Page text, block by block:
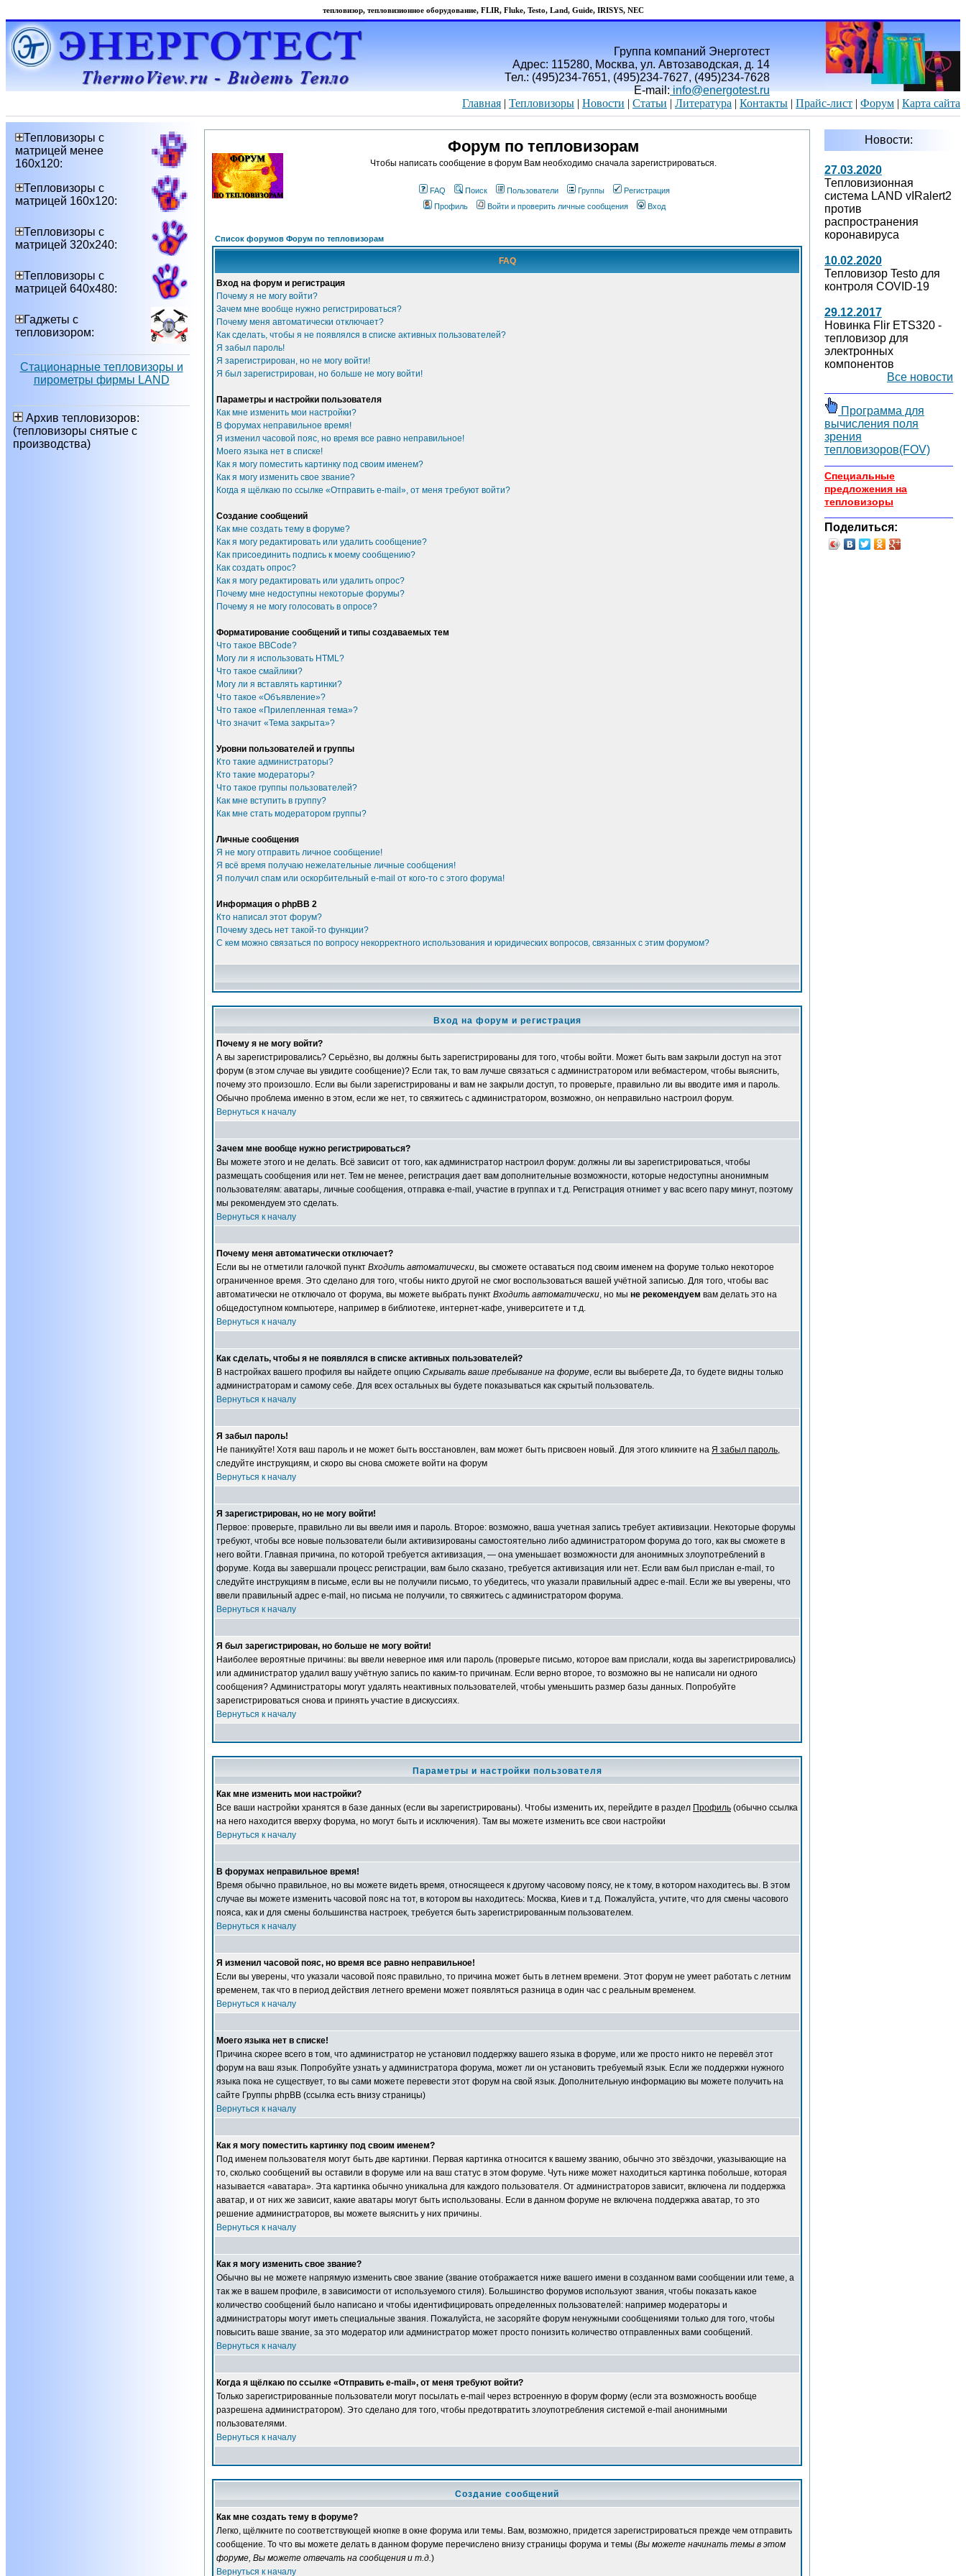
тепловизор, тепловизионное оборудование, FLIR, Fluke, Testo, Land, Guide, IRISYS, NEC
Группа компаний Энерготест
Адрес: 115280, Москва, ул. Автозаводская, д. 14
Тел.: (495)234-7651, (495)234-7627, (495)234-7628
E-mail:info@energotest.ru
Главная | Тепловизоры | Новости | Статьи | Литература | Контакты | Прайс-лист | Форум | Карта сайта
Тепловизоры с
матрицей менее
160х120:
Тепловизоры с
матрицей 160х120:
Тепловизоры с
матрицей 320х240:
Тепловизоры с
матрицей 640х480:
Гаджеты с
тепловизором:
Стационарные тепловизоры и
пирометры фирмы LAND
Архив тепловизоров:
(тепловизоры снятые с
производства)
Форум по тепловизорам
Чтобы написать сообщение в форум Вам необходимо сначала зарегистрироваться.
FAQ Поиск Пользователи Группы
Регистрация
Профиль
Войти и проверить личные сообщения Вход
Список форумов Форум по тепловизорам
FAQ
Вход на форум и регистрация
Почему я не могу войти?
Зачем мне вообще нужно регистрироваться?
Почему меня автоматически отключает?
Как сделать, чтобы я не появлялся в списке активных пользователей?
Я забыл пароль!
Я зарегистрирован, но не могу войти!
Я был зарегистрирован, но больше не могу войти!
Параметры и настройки пользователя
Как мне изменить мои настройки?
В форумах неправильное время!
Я изменил часовой пояс, но время все равно неправильное!
Моего языка нет в списке!
Как я могу поместить картинку под своим именем?
Как я могу изменить свое звание?
Когда я щёлкаю по ссылке «Отправить e-mail», от меня требуют войти?
Создание сообщений
Как мне создать тему в форуме?
Как я могу редактировать или удалить сообщение?
Как присоединить подпись к моему сообщению?
Как создать опрос?
Как я могу редактировать или удалить опрос?
Почему мне недоступны некоторые форумы?
Почему я не могу голосовать в опросе?
Форматирование сообщений и типы создаваемых тем
Что такое BBCode?
Могу ли я использовать HTML?
Что такое смайлики?
Могу ли я вставлять картинки?
Что такое «Объявление»?
Что такое «Прилепленная тема»?
Что значит «Тема закрыта»?
Уровни пользователей и группы
Кто такие администраторы?
Кто такие модераторы?
Что такое группы пользователей?
Как мне вступить в группу?
Как мне стать модератором группы?
Личные сообщения
Я не могу отправить личное сообщение!
Я всё время получаю нежелательные личные сообщения!
Я получил спам или оскорбительный e-mail от кого-то с этого форума!
Информация о phpBB 2
Кто написал этот форум?
Почему здесь нет такой-то функции?
С кем можно связаться по вопросу некорректного использования и юридических вопросов, связанных с этим форумом?
Вход на форум и регистрация
Почему я не могу войти?
А вы зарегистрировались? Серьёзно, вы должны быть зарегистрированы для того, чтобы войти. Может быть вам закрыли доступ на этот
форум (в этом случае вы увидите сообщение)? Если так, то вам лучше связаться с администратором или вебмастером, чтобы выяснить,
почему это произошло. Если вы были зарегистрированы и вам не закрыли доступ, то проверьте, правильно ли вы вводите имя и пароль.
Обычно проблема именно в этом, если же нет, то свяжитесь с администратором, возможно, он неправильно настроил форум.
Вернуться к началу
Зачем мне вообще нужно регистрироваться?
Вы можете этого и не делать. Всё зависит от того, как администратор настроил форум: должны ли вы зарегистрироваться, чтобы
размещать сообщения или нет. Тем не менее, регистрация дает вам дополнительные возможности, которые недоступны анонимным
пользователям: аватары, личные сообщения, отправка e-mail, участие в группах и т.д. Регистрация отнимет у вас всего пару минут, поэтому
мы рекомендуем это сделать.
Вернуться к началу
Почему меня автоматически отключает?
Если вы не отметили галочкой пункт Входить автоматически, вы сможете оставаться под своим именем на форуме только некоторое
ограниченное время. Это сделано для того, чтобы никто другой не смог воспользоваться вашей учётной записью. Для того, чтобы вас
автоматически не отключало от форума, вы можете выбрать пункт Входить автоматически, но мы не рекомендуем вам делать это на
общедоступном компьютере, например в библиотеке, интернет-кафе, университете и т.д.
Вернуться к началу
Как сделать, чтобы я не появлялся в списке активных пользователей?
В настройках вашего профиля вы найдете опцию Скрывать ваше пребывание на форуме, если вы выберетеДа, то будете видны только
администраторам и самому себе. Для всех остальных вы будете показываться как скрытый пользователь.
Вернуться к началу
Я забыл пароль!
Не паникуйте! Хотя ваш пароль и не может быть восстановлен, вам может быть присвоен новый. Для этого кликните на Я забыл пароль,
следуйте инструкциям, и скоро вы снова сможете войти на форум
Вернуться к началу
Я зарегистрирован, но не могу войти!
Первое: проверьте, правильно ли вы ввели имя и пароль. Второе: возможно, ваша учетная запись требует активизации. Некоторые форумы
требуют, чтобы все новые пользователи были активизированы самостоятельно либо администратором форума до того, как вы сможете в
него войти. Главная причина, по которой требуется активизация, — она уменьшает возможности для анонимных злоупотреблений в
форуме. Когда вы завершали процесс регистрации, вам было сказано, требуется активизация или нет. Если вам был прислан e-mail, то
следуйте инструкциям в письме, если вы не получили письмо, то убедитесь, что указали правильный адрес e-mail. Если же вы уверены, что
ввели правильный адрес e-mail, но письма не получили, то свяжитесь с администратором форума.
Вернуться к началу
Я был зарегистрирован, но больше не могу войти!
Наиболее вероятные причины: вы ввели неверное имя или пароль (проверьте письмо, которое вам прислали, когда вы зарегистрировались)
или администратор удалил вашу учётную запись по каким-то причинам. Если верно второе, то возможно вы не написали ни одного
сообщения? Администраторы могут удалять неактивных пользователей, чтобы уменьшить размер базы данных. Попробуйте
зарегистрироваться снова и принять участие в дискуссиях.
Вернуться к началу
Параметры и настройки пользователя
Как мне изменить мои настройки?
Все ваши настройки хранятся в базе данных (если вы зарегистрированы). Чтобы изменить их, перейдите в раздел Профиль (обычно ссылка
на него находится вверху форума, но могут быть и исключения). Там вы можете изменить все свои настройки
Вернуться к началу
В форумах неправильное время!
Время обычно правильное, но вы можете видеть время, относящееся к другому часовому поясу, не к тому, в котором находитесь вы. В этом
случае вы можете изменить часовой пояс на тот, в котором вы находитесь: Москва, Киев и т.д. Пожалуйста, учтите, что для смены часового
пояса, как и для смены большинства настроек, требуется быть зарегистрированным пользователем.
Вернуться к началу
Я изменил часовой пояс, но время все равно неправильное!
Если вы уверены, что указали часовой пояс правильно, то причина может быть в летнем времени. Этот форум не умеет работать с летним
временем, так что в период действия летнего времени может появляться разница в один час с реальным временем.
Вернуться к началу
Моего языка нет в списке!
Причина скорее всего в том, что администратор не установил поддержку вашего языка в форуме, или же просто никто не перевёл этот
форум на ваш язык. Попробуйте узнать у администратора форума, может ли он установить требуемый язык. Если же поддержки нужного
языка пока не существует, то вы сами можете перевести этот форум на свой язык. Дополнительную информацию вы можете получить на
сайте Группы phpBB (ссылка есть внизу страницы)
Вернуться к началу
Как я могу поместить картинку под своим именем?
Под именем пользователя могут быть две картинки. Первая картинка относится к вашему званию, обычно это звёздочки, указывающие на
то, сколько сообщений вы оставили в форуме или на ваш статус в этом форуме. Чуть ниже может находиться картинка побольше, которая
называется «аватара». Эта картинка обычно уникальна для каждого пользователя. От администраторов зависит, включена ли поддержка
аватар, и от них же зависит, какие аватары могут быть использованы. Если в данном форуме не включена поддержка аватар, то это
решение администраторов, вы можете выяснить у них причины.
Вернуться к началу
Как я могу изменить свое звание?
Обычно вы не можете напрямую изменить свое звание (звание отображается ниже вашего имени в созданном вами сообщении или теме, а
так же в вашем профиле, в зависимости от используемого стиля). Большинство форумов используют звания, чтобы показать какое
количество сообщений было написано и чтобы идентифицировать определенных пользователей: например модераторы и
администраторы могут иметь специальные звания. Пожалуйста, не засоряйте форум ненужными сообщениями только для того, чтобы
повысить ваше звание, за это модератор или администратор может просто понизить количество отправленных вами сообщений.
Вернуться к началу
Когда я щёлкаю по ссылке «Отправить e-mail», от меня требуют войти?
Только зарегистрированные пользователи могут посылать e-mail через встроенную в форум форму (если эта возможность вообще
разрешена администратором). Это сделано для того, чтобы предотвратить злоупотребления системой e-mail анонимными
пользователями.
Вернуться к началу
Создание сообщений
Как мне создать тему в форуме?
Легко, щёлкните по соответствующей кнопке в окне форума или темы. Вам, возможно, придется зарегистрироваться прежде чем отправить
сообщение. То что вы можете делать в данном форуме перечислено внизу страницы форума и темы (Вы можете начинать темы в этом
форуме, Вы можете отвечать на сообщения и т.д.)
Вернуться к началу
Новости:
27.03.2020
Тепловизионная
система LAND vIRalert2
против
распространения
коронавируса
10.02.2020
Тепловизор Testo для
контроля COVID-19
29.12.2017
Новинка Flir ETS320 -
тепловизор для
электронных
компонентов
Все новости
Программа для
вычисления поля
зрения
тепловизоров(FOV)
Специальные
предложения на
тепловизоры
Поделиться: